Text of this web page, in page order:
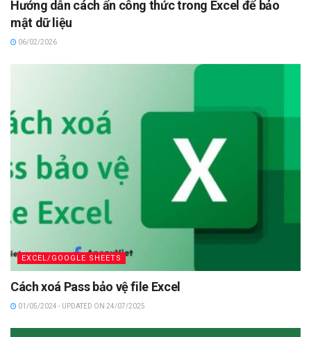
Hướng dẫn cách ẩn công thức trong Excel để bảo
mật dữ liệu
06/02/2026
EXCEL/GOOGLE SHEETS
Cách xoá Pass bảo vệ file Excel
01/05/2024 - UPDATED ON 24/07/2025